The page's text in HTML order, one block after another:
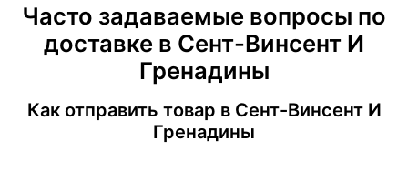
Часто задаваемые вопросы по
доставке в Сент-Винсент И
Гренадины
Как отправить товар в Сент-Винсент И
Гренадины